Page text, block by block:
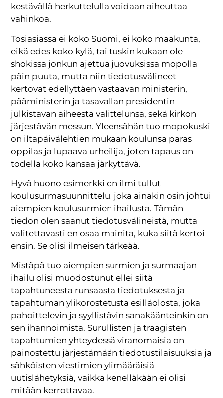
kestävällä herkuttelulla voidaan aiheuttaa
vahinkoa.
Tosiasiassa ei koko Suomi, ei koko maakunta,
eikä edes koko kylä, tai tuskin kukaan ole
shokissa jonkun ajettua juovuksissa mopolla
päin puuta, mutta niin tiedotusvälineet
kertovat edellyttäen vastaavan ministerin,
pääministerin ja tasavallan presidentin
julkistavan aiheesta valittelunsa, sekä kirkon
järjestävän messun. Yleensähän tuo mopokuski
on iltapäivälehtien mukaan koulunsa paras
oppilas ja lupaava urheilija, joten tapaus on
todella koko kansaa järkyttävä.
Hyvä huono esimerkki on ilmi tullut
koulusurmasuunnittelu, joka ainakin osin johtui
aiempien koulusurmien ihailusta. Tämän
tiedon olen saanut tiedotusvälineistä, mutta
valitettavasti en osaa mainita, kuka siitä kertoi
ensin. Se olisi ilmeisen tärkeää.
Mistäpä tuo aiempien surmien ja surmaajan
ihailu olisi muodostunut ellei siitä
tapahtuneesta runsaasta tiedotuksesta ja
tapahtuman ylikorostetusta esilläolosta, joka
pahoittelevin ja syyllistävin sanakäänteinkin on
sen ihannoimista. Surullisten ja traagisten
tapahtumien yhteydessä viranomaisia on
painostettu järjestämään tiedotustilaisuuksia ja
sähköisten viestimien ylimääräisiä
uutislähetyksiä, vaikka kenelläkään ei olisi
mitään kerrottavaa.